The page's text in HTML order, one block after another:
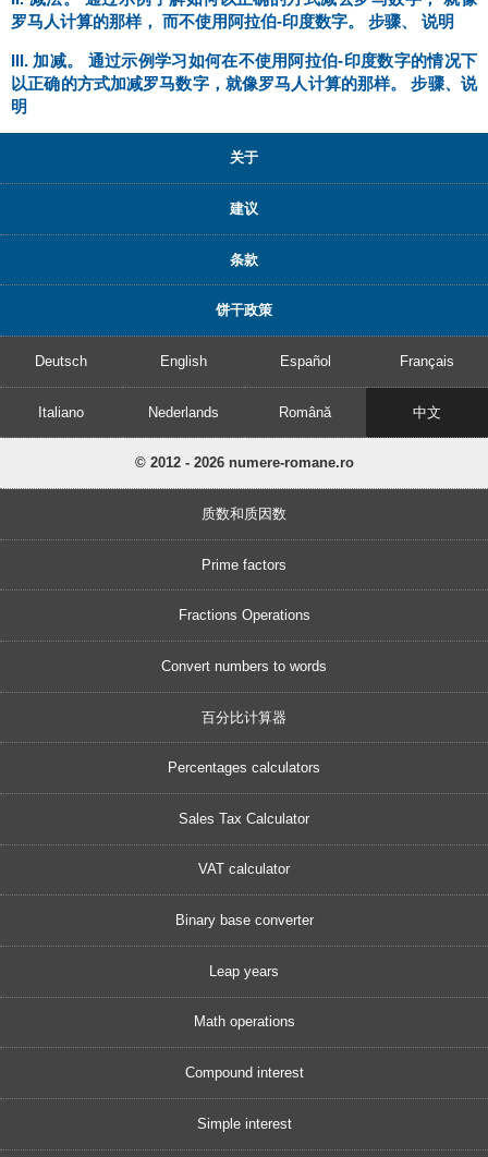
罗马人计算的那样， 而不使用阿拉伯-印度数字。 步骤、 说明
III. 加减。 通过示例学习如何在不使用阿拉伯-印度数字的情况下
以正确的方式加减罗马数字，就像罗马人计算的那样。 步骤、说
明
关于
建议
条款
饼干政策
Deutsch English Español Français
Italiano Nederlands Română 中文
© 2012 - 2026 numere-romane.ro
质数和质因数
Prime factors
Fractions Operations
Convert numbers to words
百分比计算器
Percentages calculators
Sales Tax Calculator
VAT calculator
Binary base converter
Leap years
Math operations
Compound interest
Simple interest